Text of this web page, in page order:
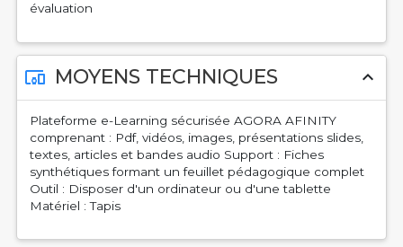
évaluation
devices_other MOYENS TECHNIQUES expand_less
Plateforme e-Learning sécurisée AGORA AFINITY
comprenant : Pdf, vidéos, images, présentations slides,
textes, articles et bandes audio Support : Fiches
synthétiques formant un feuillet pédagogique complet
Outil : Disposer d'un ordinateur ou d'une tablette
Matériel : Tapis